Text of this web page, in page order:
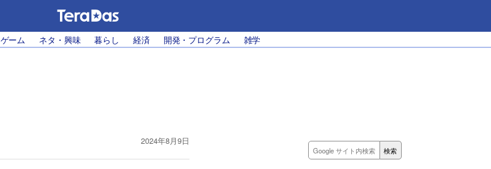
ゲーム ネタ・興味 暮らし 経済 開発・プログラム 雑学
2024年8月9日